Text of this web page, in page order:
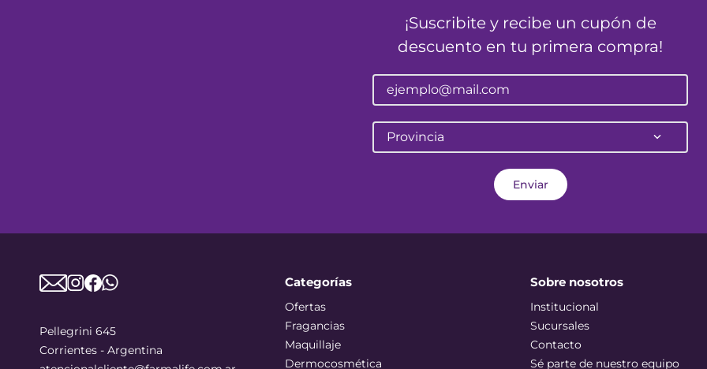
¡Suscribite y recibe un cupón de
descuento en tu primera compra!
Provincia
Enviar
Pellegrini 645
Corrientes - Argentina
Categorías
Ofertas
Fragancias
Maquillaje
Dermocosmética
Sobre nosotros
Institucional
Sucursales
Contacto
Sé parte de nuestro equipo